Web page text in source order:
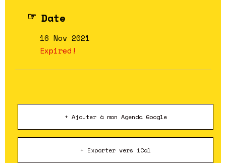
Date
16 Nov 2021
Expired!
+ Ajouter à mon Agenda Google
+ Exporter vers iCal